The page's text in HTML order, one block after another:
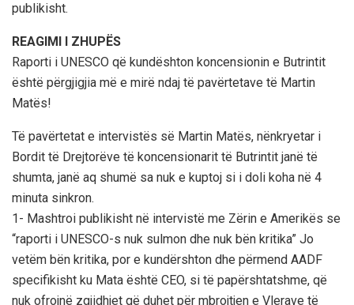
publikisht.
REAGIMI I ZHUPËS
Raporti i UNESCO që kundështon koncensionin e Butrintit
është përgjigjia më e mirë ndaj të pavërtetave të Martin
Matës!
Të pavërtetat e intervistës së Martin Matës, nënkryetar i
Bordit të Drejtorëve të koncensionarit të Butrintit janë të
shumta, janë aq shumë sa nuk e kuptoj si i doli koha në 4
minuta sinkron.
1- Mashtroi publikisht në intervistë me Zërin e Amerikës se
“raporti i UNESCO-s nuk sulmon dhe nuk bën kritika” Jo
vetëm bën kritika, por e kundërshton dhe përmend AADF
specifikisht ku Mata është CEO, si të papërshtatshme, që
nuk ofrojnë zgjidhjet që duhet për mbrojtjen e Vlerave të